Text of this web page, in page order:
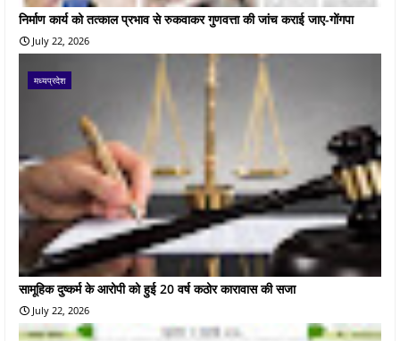
निर्माण कार्य को तत्काल प्रभाव से रुकवाकर गुणवत्ता की जांच कराई जाए-गोंगपा
July 22, 2026
मध्यप्रदेश
सामूहिक दुष्कर्म के आरोपी को हुई 20 वर्ष कठोर कारावास की सजा
July 22, 2026